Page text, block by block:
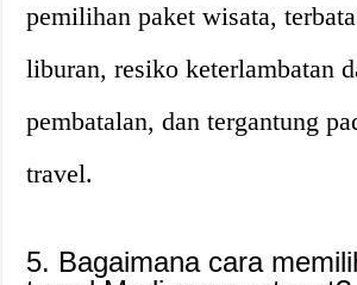
pemilihan paket wisata,
liburan, resiko keterlambatan
pembatalan, dan tergantung
travel.
5. Bagaimana cara